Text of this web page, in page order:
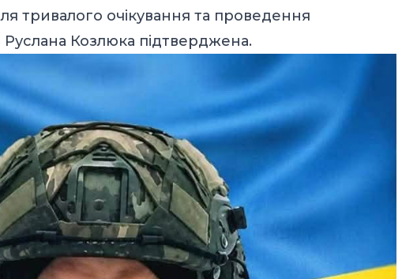
тривалого очікування та проведення
Козлюка підтверджена.